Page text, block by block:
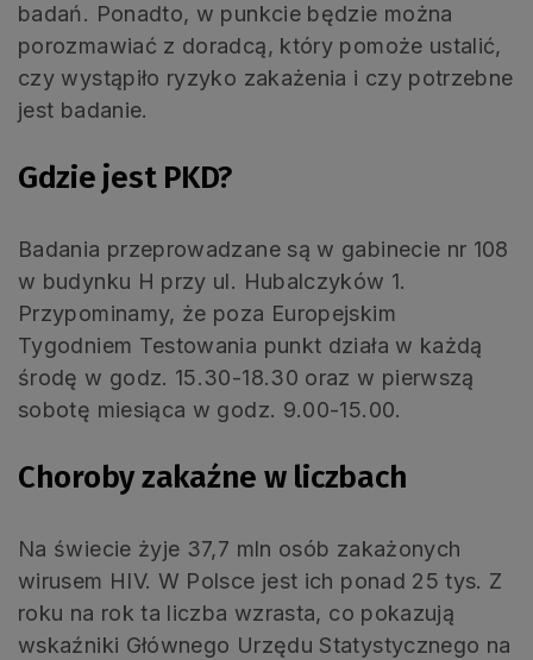
badań. Ponadto, w punkcie będzie można
porozmawiać z doradcą, który pomoże ustalić,
czy wystąpiło ryzyko zakażenia i czy potrzebne
jest badanie.
Gdzie jest PKD?
Badania przeprowadzane są w gabinecie nr 108
w budynku H przy ul. Hubalczyków 1.
Przypominamy, że poza Europejskim
Tygodniem Testowania punkt działa w każdą
środę w godz. 15.30-18.30 oraz w pierwszą
sobotę miesiąca w godz. 9.00-15.00.
Choroby zakaźne w liczbach
Na świecie żyje 37,7 mln osób zakażonych
wirusem HIV. W Polsce jest ich ponad 25 tys. Z
roku na rok ta liczba wzrasta, co pokazują
wskaźniki Głównego Urzędu Statystycznego na